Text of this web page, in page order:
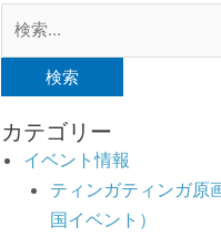
検
象:
カテゴリー
イベント情報
ティンガティンガ原
国イベント）